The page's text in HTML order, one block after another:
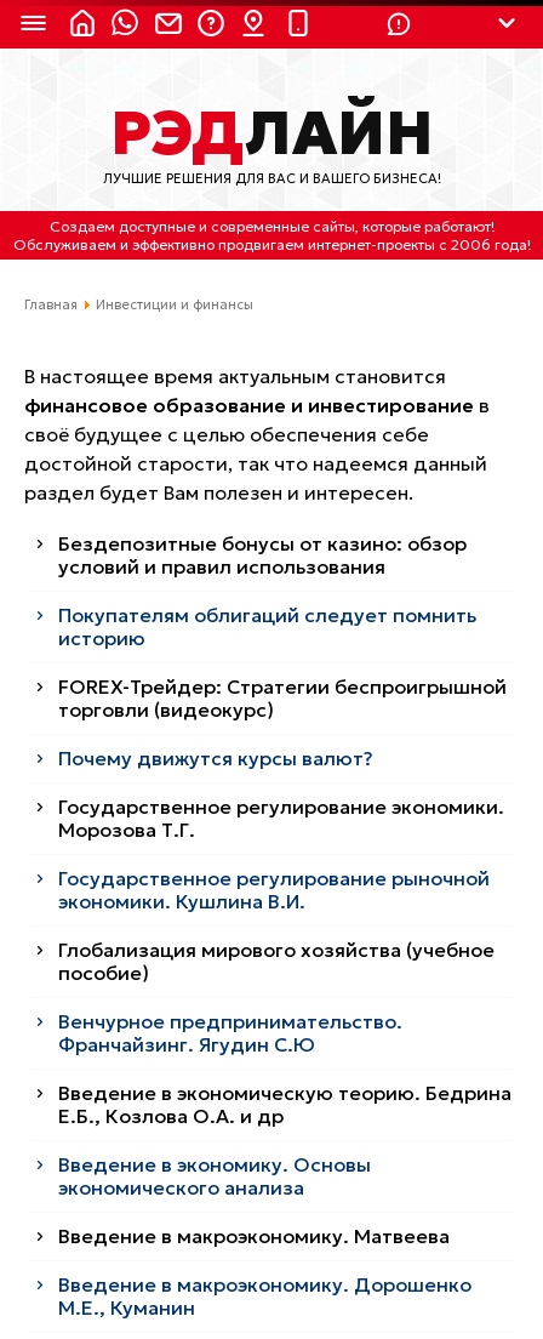
8 (800) 550-9899 (с 2:30 до 11:30 по
Мск)
Бесплатно по России
(4212) 658-653
(4212) 637-673
Отдельный вход \ Левый торец здания
Пн-пт. с 9:30 до 18:30 (по Хбк)
info@lred.ru
Все контакты
РЭДЛАЙН
ЛУЧШИЕ РЕШЕНИЯ ДЛЯ ВАС И ВАШЕГО БИЗНЕСА!
Создаем доступные и современные сайты, которые работают!
Обслуживаем и эффективно продвигаем интернет-проекты с 2006 года!
Главная Инвестиции и финансы
В настоящее время актуальным становится
финансовое образование и инвестирование в
своё будущее с целью обеспечения себе
достойной старости, так что надеемся данный
раздел будет Вам полезен и интересен.
Бездепозитные бонусы от казино: обзор
условий и правил использования
Покупателям облигаций следует помнить
историю
FOREX-Трейдер: Стратегии беспроигрышной
торговли (видеокурс)
Почему движутся курсы валют?
Государственное регулирование экономики.
Морозова Т.Г.
Государственное регулирование рыночной
экономики. Кушлина В.И.
Глобализация мирового хозяйства (учебное
пособие)
Венчурное предпринимательство.
Франчайзинг. Ягудин С.Ю
Введение в экономическую теорию. Бедрина
Е.Б., Козлова О.А. и др
Введение в экономику. Основы
экономического анализа
Введение в макроэкономику. Матвеева
Введение в макроэкономику. Дорошенко
М.Е., Куманин